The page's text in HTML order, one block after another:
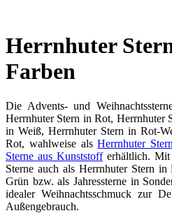
Herrnhuter
Farben
Die Advents- und
Herrnhuter Stern in Rot, Herrnhuter
in Weiß, Herrnhuter Stern in Rot-
Rot, wahlweise alsHerrnhuter
Sterne aus Kunststofferhältlich. Mit
Sterne auch als Herrnhuter Stern
Grün bzw. als Jahressterne in
idealer Weihnachtsschmuck zur
Außengebrauch.